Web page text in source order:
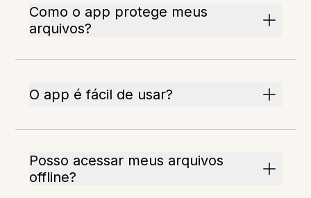
Como o app protege meus
arquivos?
O app é fácil de usar?
Posso acessar meus arquivos
offline?